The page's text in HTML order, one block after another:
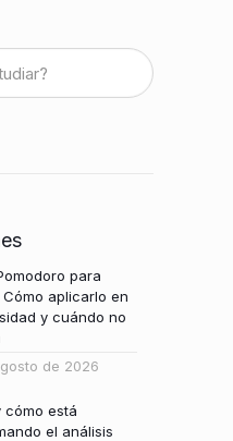
para
aplicarlo en
y cuándo no
de 2026
cómo está
el análisis